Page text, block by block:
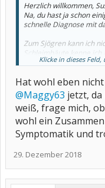
Herzlich willkommen,
Na, du hast ja schon
schnelle Diagnose mit
Zum Sjögren kann ich
Schleimhäute kenne
(oder besser,
lutsche ich hin und
Eigentlich kann ich gar
das Trockenheitsgefühl
Ich hab permanent das
alle naselang mit der
Klicke in dieses
Hat wohl eben
@Maggy63 jetzt,
weiß, frage mich, ob
wohl ein
Symptomatik und
29. Dezember 2018